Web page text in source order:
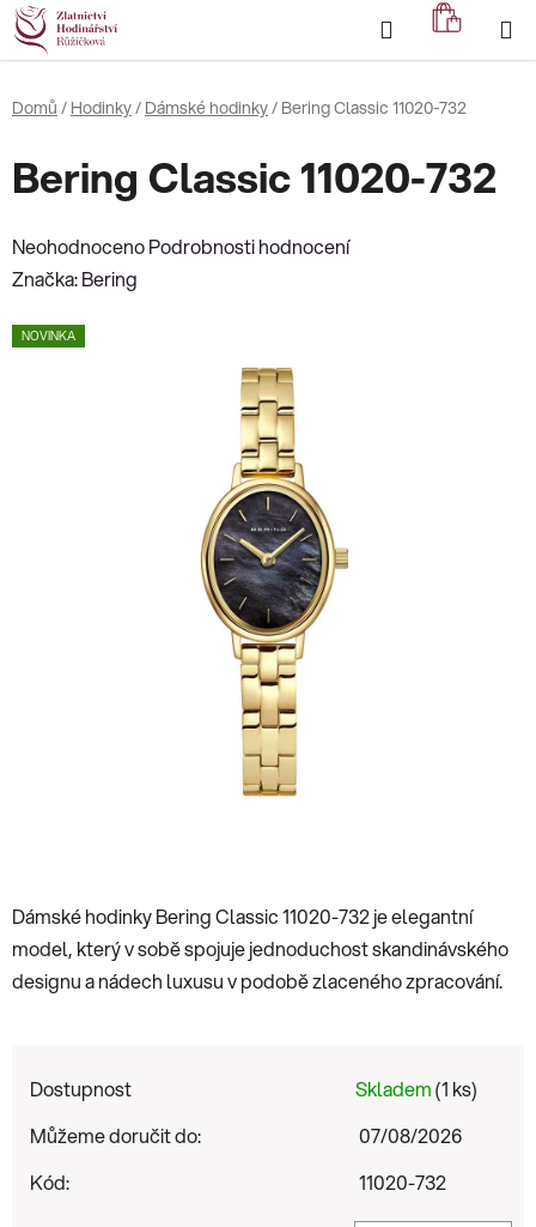
Přejít
na
obsah
Hledat
KOŠÍK
Domů / Hodinky/ Dámské hodinky/ Bering Classic 11020-732
Dámské hodinky Bering Classic 11020-732 je elegantní
model, který v sobě spojuje jednoduchost skandinávského
designu a nádech luxusu v podobě zlaceného zpracování.
Dostupnost Skladem(1 ks)
Můžeme doručit do:
07/08/2026
Kód:
11020-732
Bering Classic 11020-732
Průměrné
hodnocení
je
NeohodnocenoPodrobnosti hodnocení
Značka:Bering
NOVINKA